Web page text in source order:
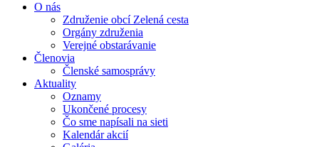
O nás
Združenie obcí Zelená cesta
Orgány združenia
Verejné obstarávanie
Členovia
Členské samosprávy
Aktuality
Oznamy
Ukončené procesy
Čo sme napísali na sieti
Kalendár akcií